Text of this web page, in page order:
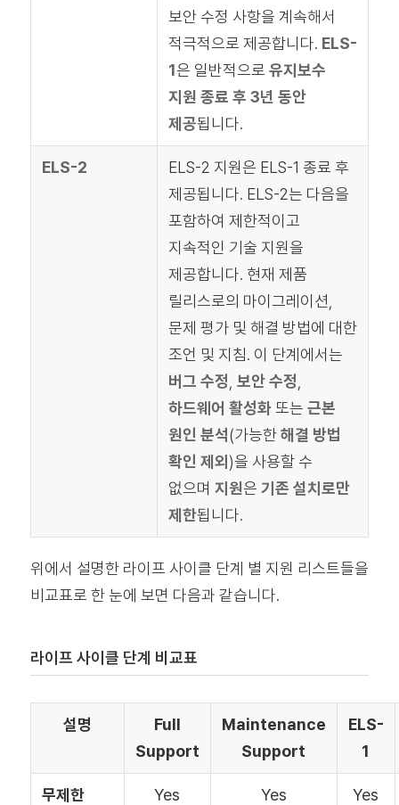
보안 수정 사항을 계속해서
적극적으로 제공합니다. ELS-
1은 일반적으로 유지보수
지원 종료 후 3년 동안
제공됩니다.
ELS-2
ELS-2 지원은 ELS-1 종료 후
제공됩니다. ELS-2는 다음을
포함하여 제한적이고
지속적인 기술 지원을
제공합니다. 현재 제품
릴리스로의 마이그레이션,
문제 평가 및 해결 방법에 대한
조언 및 지침. 이 단계에서는
버그 수정 보안 수정
하드웨어 활성화또는 근본
원인 분석(가능한해결 방법
확인 제외 )을 사용할 수
없으며 지원은 기존 설치로만
제한됩니다.
위에서 설명한 라이프 사이클 단계 별 지원 리스트들을
비교표로 한 눈에 보면 다음과 같습니다.
라이프 사이클 단계 비교표
설명
Full
Support
Maintenance
Support
ELS-
1
무제한
Yes Yes Yes